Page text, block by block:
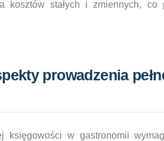
kosztów stałych i zmiennych,
prowadzenia
księgowości w gastronomii